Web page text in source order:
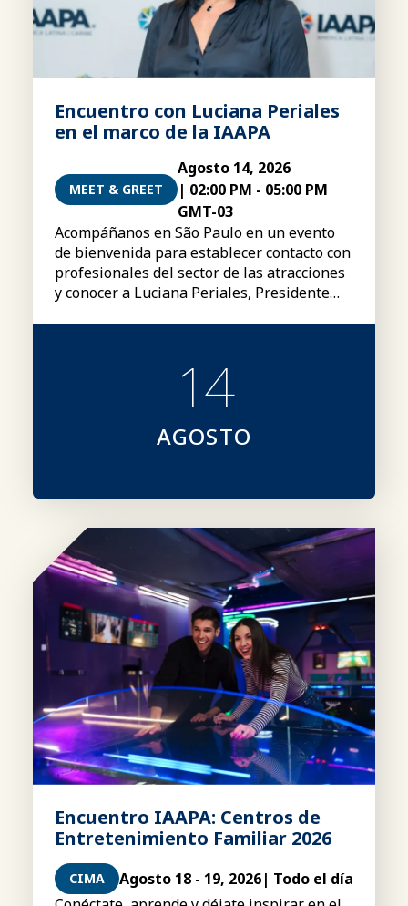
Encuentro con Luciana Periales
en el marco de la IAAPA
MEET & GREET
Agosto 14, 2026
| 02:00 PM - 05:00 PM
GMT-03
Acompáñanos en São Paulo en un evento
de bienvenida para establecer contacto con
profesionales del sector de las atracciones
y conocer a Luciana Periales, Presidente
14
AGOSTO
Encuentro IAAPA: Centros de
Entretenimiento Familiar 2026
CIMA Agosto 18 - 19, 2026| Todo el día